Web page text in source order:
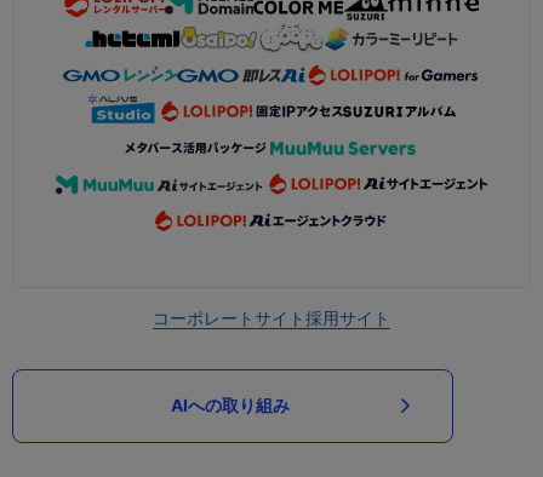
コーポレートサイト採用サイト
AIへの取り組み